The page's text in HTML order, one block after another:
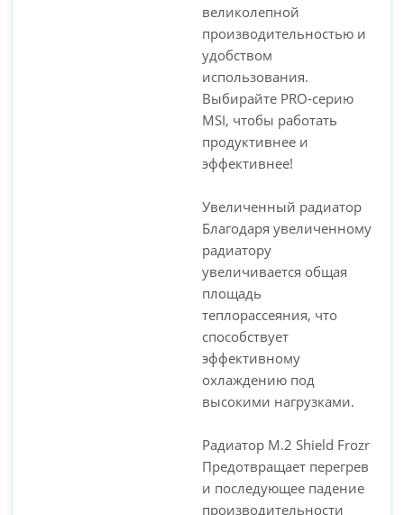
великолепной
производительностью и
удобством
использования.
Выбирайте PRO-серию
MSI, чтобы работать
продуктивнее и
эффективнее!
Увеличенный радиатор
Благодаря увеличенному
радиатору
увеличивается общая
площадь
теплорассеяния, что
способствует
эффективному
охлаждению под
высокими нагрузками.
Радиатор M.2 Shield Frozr
Предотвращает перегрев
и последующее падение
производительности